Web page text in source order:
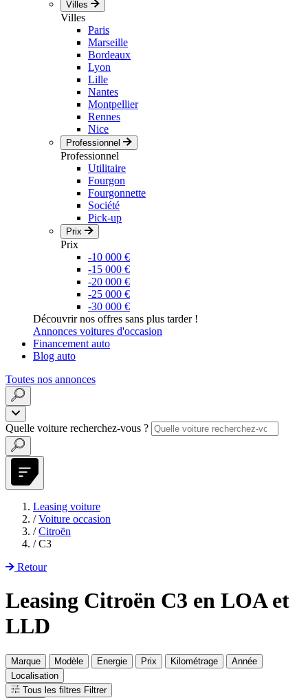
Villes
Villes
Paris
Marseille
Bordeaux
Lyon
Lille
Nantes
Montpellier
Rennes
Nice
Professionnel
Professionnel
Utilitaire
Fourgon
Fourgonnette
Société
Pick-up
Prix
Prix
-10 000 €
-15 000 €
-20 000 €
-25 000 €
-30 000 €
Découvrir nos offres sans plus tarder !
Annonces voitures d'occasion
Financement auto
Blog auto
Toutes nos annonces
Quelle voiture recherchez-vous ?
Leasing voiture
/ Voiture occasion
/ Citroën
/ C3
Retour
Leasing Citroën C3 en LOA et
LLD
Marque Modèle Energie Prix Kilométrage
Année
Localisation
Tous les filtres Filtrer